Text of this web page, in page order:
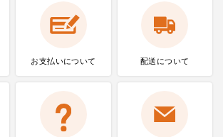
お支払いについて 配送について